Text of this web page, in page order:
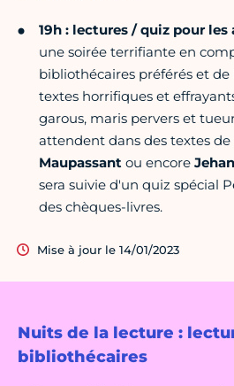
Nuits de la lecture :
bibliothécaires
19h : lectures / quiz pour les
une soirée terrifiante en
bibliothécaires préférés et
textes horrifiques et
garous, maris pervers et
attendent dans des textes de
Maupassant ou encore
sera suivie d'un quiz spécial
des chèques-livres.
Mise à jour le 14/01/2023